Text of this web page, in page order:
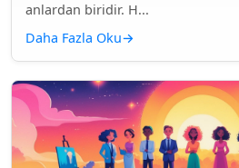
anlardan biridir. H...
Daha Fazla Oku→